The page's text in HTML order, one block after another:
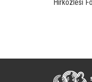
Hírközlési